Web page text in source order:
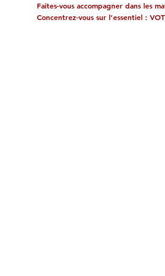
Faites-vous accompagner dans les
Concentrez-vous sur l’essentiel :